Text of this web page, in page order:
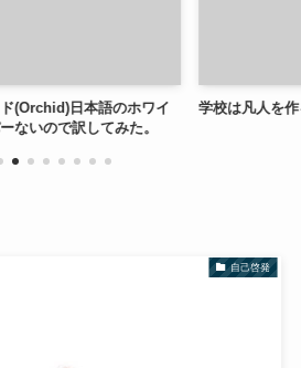
(Orchid)日本語のホワイ
ないので訳してみた。
学校は凡人を作
自己啓発